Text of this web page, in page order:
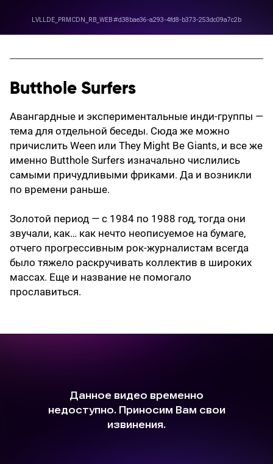
Butthole Surfers
Авангардные и экспериментальные инди-группы —
тема для отдельной беседы. Сюда же можно
причислить Ween или They Might Be Giants, и все же
именно Butthole Surfers изначально числились
самыми причудливыми фриками. Да и возникли
по времени раньше.
Золотой период — с 1984 по 1988 год, тогда они
звучали, как… как нечто неописуемое на бумаге,
отчего прогрессивным рок-журналистам всегда
было тяжело раскручивать коллектив в широких
массах. Еще и название не помогало
прославиться.